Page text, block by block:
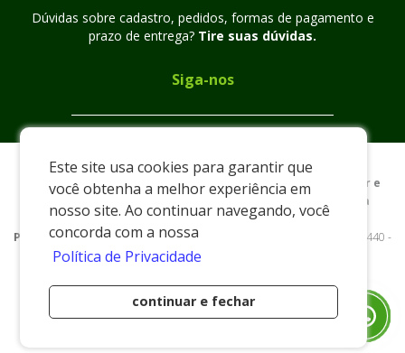
Este site usa cookies para garantir que
você obtenha a melhor experiência em
nosso site. Ao continuar navegando, você
concorda com a nossa
Política de Privacidade
continuar e fechar
Dúvidas sobre cadastro, pedidos, formas de pagamento e
prazo de entrega? Tire suas dúvidas.
Siga-nos
Preços e condições exclusivos para o www.plasmarc.com.br e
para o televendas, podendo sofrer alterações sem prévia
notiﬁcação.
Plasmarc|xxxx|www.plasmarc.com.br
| Rua Nelson Custodio - 440 -
Distrito Industrial Américo Pieri - Pedreira/SP - 13928-550 - E-mail:
Desenvolvido por